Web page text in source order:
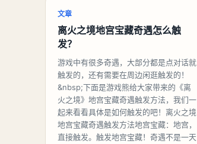
文章
离火之境地宫宝藏奇遇怎么触
发？
游戏中有很多奇遇，大部分都是点对话就
触发的，还有需要在周边闲逛触发的！
&nbsp;下面是游戏熊给大家带来的《离
火之境》地宫宝藏奇遇触发方法，我们一
起来看看具体是如何触发的吧！离火之境
地宫宝藏奇遇触发方法地宫宝藏：地宫，
直接触发。触发地宫宝藏！奇遇不是一天